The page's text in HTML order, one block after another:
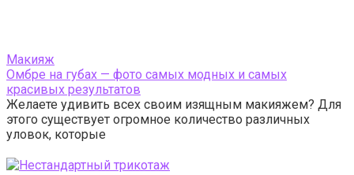
Макияж
Омбре на губах — фото самых модных и самых
красивых результатов
Желаете удивить всех своим изящным макияжем? Для
этого существует огромное количество различных
уловок, которые